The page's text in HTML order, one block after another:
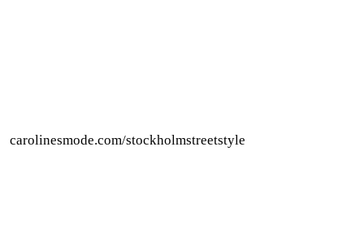
carolinesmode.com/stockholmstreetstyle